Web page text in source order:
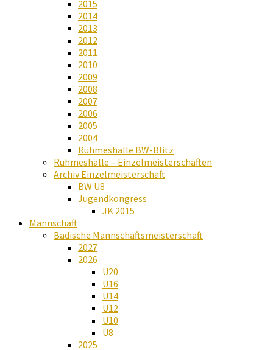
2015
2014
2013
2012
2011
2010
2009
2008
2007
2006
2005
2004
Ruhmeshalle BW-Blitz
Ruhmeshalle – Einzelmeisterschaften
Archiv Einzelmeisterschaft
BW U8
Jugendkongress
JK 2015
Mannschaft
Badische Mannschaftsmeisterschaft
2027
2026
U20
U16
U14
U12
U10
U8
2025